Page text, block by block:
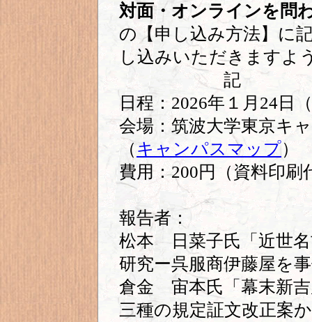
対面・オンラインを問
の【申し込み方法】に
し込みいただきますよ
記
日程：2026年１月24日
会場：筑波大学東京キ
（ キャンパスマップ）
費用：200円（資料印
報告者：
松本 日菜子氏「近世
研究ー呉服商伊藤屋を
倉金 宙本氏「幕末新
三種の規定証文改正案